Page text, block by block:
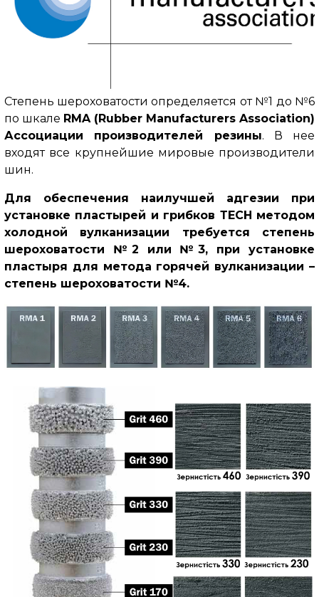
Степень шероховатости определяется от №1 до №6
по шкале RMA (Rubber Manufacturers Association)
Ассоциации производителей резины. В нее
входят все крупнейшие мировые производители
шин.
Для обеспечения наилучшей адгезии при
установке пластырей и грибков ТЕСН методом
холодной вулканизации требуется степень
шероховатости №2 или №3, при установке
пластыря для метода горячей вулканизации –
степень шероховатости №4.